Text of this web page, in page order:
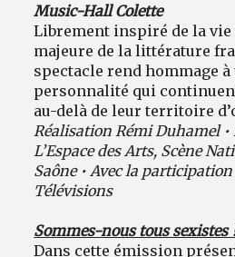
Music-Hall Colette
Librement inspiré de la vie
majeure de la littérature
spectacle rend hommage
personnalité qui
au-delà de leur territoire
Réalisation Rémi Duhamel
L’Espace des Arts, Scène
Saône • Avec la
Télévisions
Sommes-nous tous sexistes
Dans cette émission